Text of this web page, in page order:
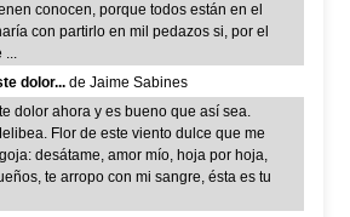
conocen, porque todos están en el
con partirlo en mil pedazos si, por el
...
dolor... de Jaime Sabines
dolor ahora y es bueno que así sea.
Flor de este viento dulce que me
desátame, amor mío, hoja por hoja,
te arropo con mi sangre, ésta es tu